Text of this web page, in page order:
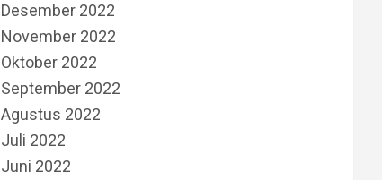
Desember 2022
November 2022
Oktober 2022
September 2022
Agustus 2022
Juli 2022
Juni 2022